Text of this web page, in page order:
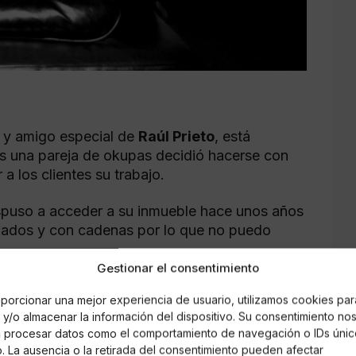
Gestionar el consentimiento
una mejor experiencia de usuario, utilizamos cookies
o almacenar la información del dispositivo. Su consentimiento nos
procesar datos como el comportamiento de navegación o IDs
La ausencia o la retirada del consentimiento pueden afectar
amigo especial de Raúl Prieto, está
una pareja de okupas decidió hacerse con
a los clientes su trabajo.
a acceder a su inmueble hace unos años
y con cadenas por lo que no puedo
por usurpación con la intención de que
esto se está demorando más del año
judicial.